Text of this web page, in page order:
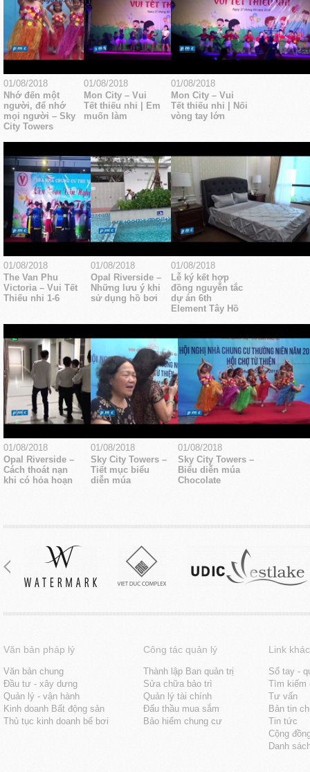
01/08/2018
Nhớ đến một
người, để nhớ
mọi người – Sky
City Towers
01/08/2018
Mon City – Vui
Tết thiếu nhi | Em
muốn làm
01/08/2018
Mon City – Vui
Tết thiếu nhi | Nối
vòng tay lớn
01/08/2018
The Van Phu
Victoria – Vui Tết
Thiếu nhi 1-6
01/08/2018
Opal Riverside –
Những lưu ý khi
sử dụng hồ bơi
01/08/2018
Lễ ký kết hợp
đồng nguyễn tắc
dự án 6th
Element Tây Hồ
01/08/2018
Opal Riverside –
Cách thoát nạn
khi có hỏa hoạn
01/08/2018
Sky City Towers –
Tiết mục biểu
diễn múa
01/08/2018
Sky City Towers –
Biểu diễn múa
Chocolate
Văn bản pháp lý
Văn bản chung
Đầu tư - xây dưng
Quản lý - vận hành
Kinh doanh Bất động sản
Thủ tục kinh doanh bể bơi
Công tác quản lý
Thành lập Ban quản trị
Sửa chữa bảo trì
Quản lý tài chính
Đấu thầu mua sắm
Bảo hiểm chung cư
Link khác
Sổ tay -
Tìm kiếm
Tư vấn
Bản tin
Tin tức
Cộng
Danh